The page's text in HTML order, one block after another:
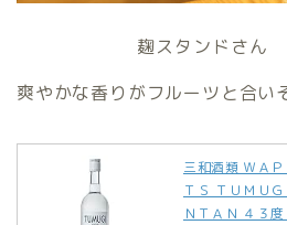
麹スタンドさん
爽やかな香りがフルーツと合い
三和酒類 ＷＡＰ
ＴＳ ＴＵＭＵ
ＮＴＡＮ ４３